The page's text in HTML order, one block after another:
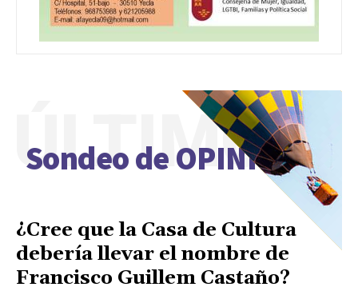
Sondeo de OPINIÓN
ÚLTIMO
¿Cree que la Casa de Cultura
debería llevar el nombre de
Francisco Guillem Castaño?